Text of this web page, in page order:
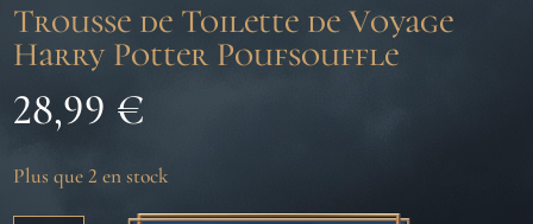
Trousse de Toilette de Voyage
Harry Potter Poufsouffle
28,99 €
Plus que 2 en stock